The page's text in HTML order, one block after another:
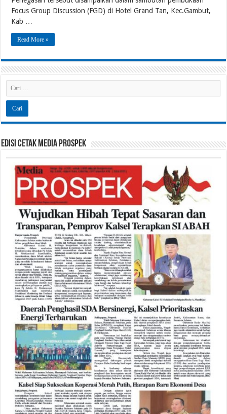
Focus Group Discussion (FGD) di Hotel Grand Tan, Kec.Gambut,
Kab …
Read More »
Edisi Cetak Media Prospek